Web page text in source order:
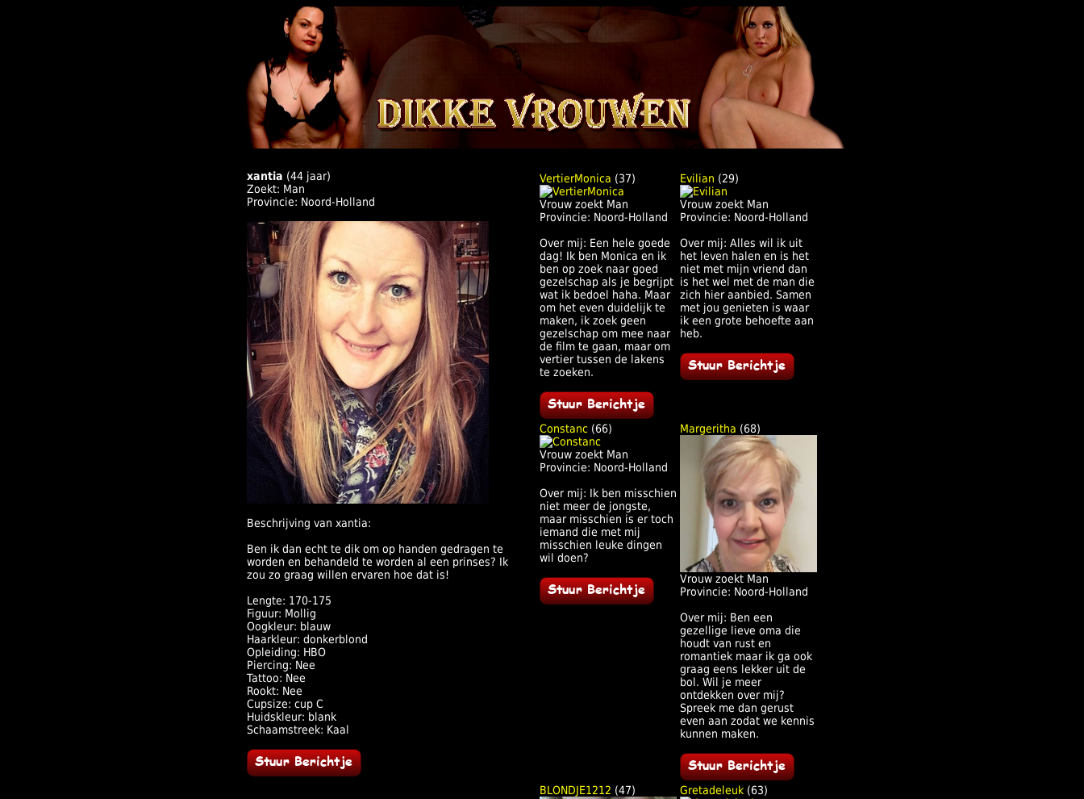
xantia (44 jaar)
Zoekt: Man
Provincie: Noord-Holland
Beschrijving van xantia:
Ben ik dan echt te dik om op handen gedragen te
worden en behandeld te worden al een prinses? Ik
zou zo graag willen ervaren hoe dat is!
Lengte: 170-175
Figuur: Mollig
Oogkleur: blauw
Haarkleur: donkerblond
Opleiding: HBO
Piercing: Nee
Tattoo: Nee
Rookt: Nee
Cupsize: cup C
Huidskleur: blank
Schaamstreek: Kaal
VertierMonica (37)
Vrouw zoekt Man
Provincie: Noord-Holland
Over mij: Een hele goede
dag! Ik ben Monica en ik
ben op zoek naar goed
gezelschap als je begrijpt
wat ik bedoel haha. Maar
om het even duidelijk te
maken, ik zoek geen
gezelschap om mee naar
de film te gaan, maar om
vertier tussen de lakens
te zoeken.
Evilian (29)
Vrouw zoekt Man
Provincie: Noord-Holland
Over mij: Alles wil ik uit
het leven halen en is het
niet met mijn vriend dan
is het wel met de man die
zich hier aanbied. Samen
met jou genieten is waar
ik een grote behoefte aan
heb.
Constanc (66)
Vrouw zoekt Man
Provincie: Noord-Holland
Over mij: Ik ben misschien
niet meer de jongste,
maar misschien is er toch
iemand die met mij
misschien leuke dingen
wil doen?
Margeritha (68)
Vrouw zoekt Man
Provincie: Noord-Holland
Over mij: Ben een
gezellige lieve oma die
houdt van rust en
romantiek maar ik ga ook
graag eens lekker uit de
bol. Wil je meer
ontdekken over mij?
Spreek me dan gerust
even aan zodat we kennis
kunnen maken.
BLONDJE1212 (47) Gretadeleuk (63)